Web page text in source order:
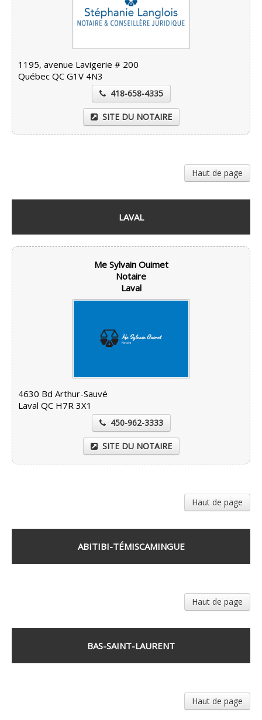
1195, avenue Lavigerie # 200
Québec QC G1V 4N3
418-658-4335
SITE DU NOTAIRE
Haut de page
LAVAL
Me Sylvain Ouimet
Notaire
Laval
4630 Bd Arthur-Sauvé
Laval QC H7R 3X1
450-962-3333
SITE DU NOTAIRE
Haut de page
ABITIBI-TÉMISCAMINGUE
Haut de page
BAS-SAINT-LAURENT
Haut de page